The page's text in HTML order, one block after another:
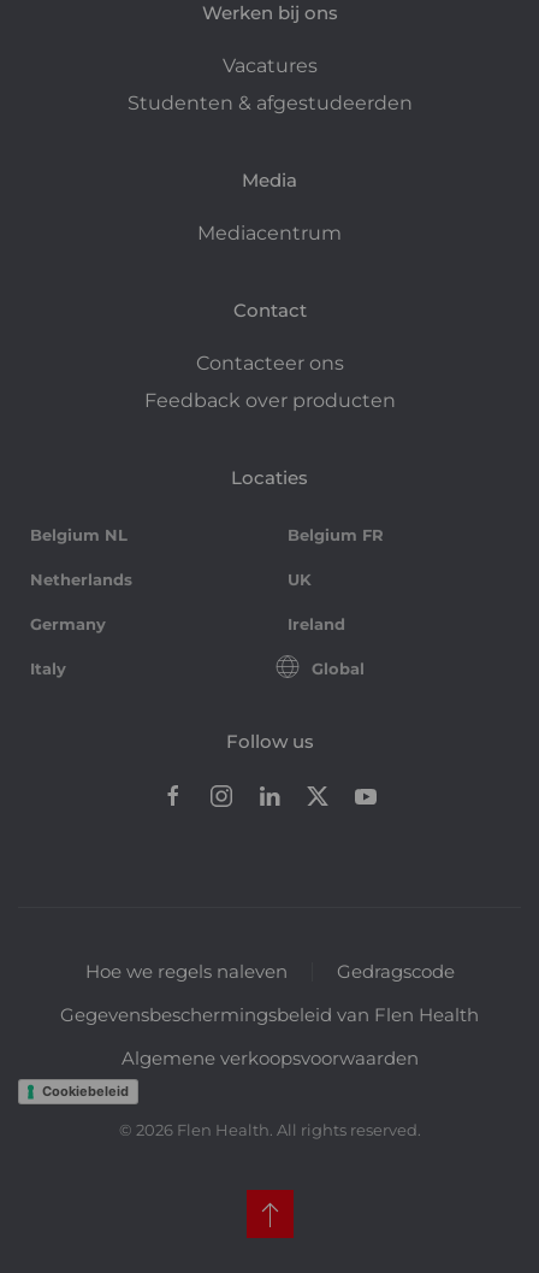
Werken bij ons
Vacatures
Studenten & afgestudeerden
Media
Mediacentrum
Contact
Contacteer ons
Feedback over producten
Locaties
Belgium NL Belgium FR
Netherlands UK
Germany Ireland
Italy Global
Follow us
Hoe we regels naleven
Gedragscode
Gegevensbeschermingsbeleid van Flen Health
Algemene verkoopsvoorwaarden
Cookiebeleid
© 2026Flen Health. All rights reserved.